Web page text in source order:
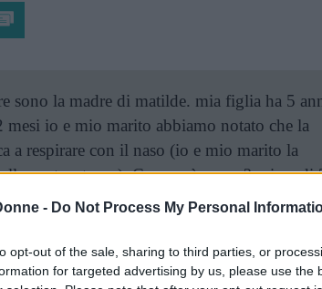
- Do Not Process My Personal
opt-out of the sale, sharing to third parties, or
for targeted advertising by us, please use the
sono la madre di matilde. mia figlia ha 5
io e mio marito abbiamo notato che la
a respirare con il naso (io e mio marito la
nostra stanza). Cosa può essere? prima di
mai russato prima d’ora. Devo preoccuparmi?